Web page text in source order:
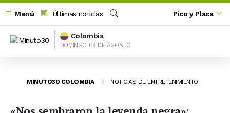
Menú
Últimas noticias
Buscar
Pico y Placa
Colombia
DOMINGO 09 DE AGOSTO
MINUTO30 COLOMBIA NOTICIAS DE ENTRETENIMIENTO